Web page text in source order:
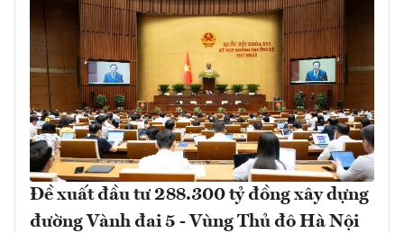
Đề xuất đầu tư 288.300 tỷ đồng xây dựng
đường Vành đai 5 - Vùng Thủ đô Hà Nội